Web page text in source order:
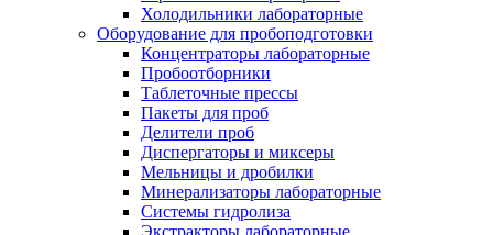
Холодильники лабораторные
Оборудование для пробоподготовки
Концентраторы лабораторные
Пробоотборники
Таблеточные прессы
Пакеты для проб
Делители проб
Диспергаторы и миксеры
Мельницы и дробилки
Минерализаторы лабораторные
Системы гидролиза
Экстракторы лабораторные